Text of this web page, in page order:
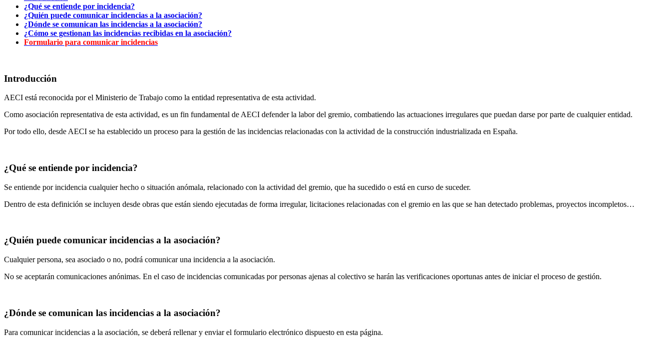
¿Qué se entiende por incidencia?
¿Quién puede comunicar incidencias a la asociación?
¿Dónde se comunican las incidencias a la asociación?
¿Cómo se gestionan las incidencias recibidas en la asociación?
Formulario para comunicar incidencias
Introducción
AECI está reconocida por el Ministerio de Trabajo como la entidad representativa de esta actividad.
Como asociación representativa de esta actividad, es un fin fundamental de AECI defender la labor del gremio, combatiendo las actuaciones irregulares que puedan darse por parte de cualquier entidad.
Por todo ello, desde AECI se ha establecido un proceso para la gestión de las incidencias relacionadas con la actividad de la construcción industrializada en España.
¿Qué se entiende por incidencia?
Se entiende por incidencia cualquier hecho o situación anómala, relacionado con la actividad del gremio, que ha sucedido o está en curso de suceder.
Dentro de esta definición se incluyen desde obras que están siendo ejecutadas de forma irregular, licitaciones relacionadas con el gremio en las que se han detectado problemas, proyectos incompletos…
¿Quién puede comunicar incidencias a la asociación?
Cualquier persona, sea asociado o no, podrá comunicar una incidencia a la asociación.
No se aceptarán comunicaciones anónimas. En el caso de incidencias comunicadas por personas ajenas al colectivo se harán las verificaciones oportunas antes de iniciar el proceso de gestión.
¿Dónde se comunican las incidencias a la asociación?
Para comunicar incidencias a la asociación, se deberá rellenar y enviar el formulario electrónico dispuesto en esta página.